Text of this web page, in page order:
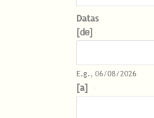
Datas
Datas
Date
E.g., 06/08/2026
Datas
Date